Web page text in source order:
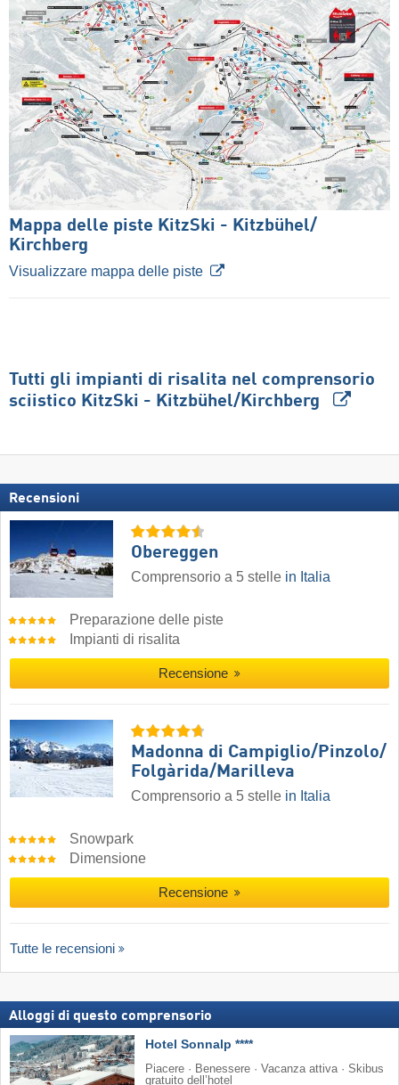
Mappa delle piste KitzSki - Kitzbühel/​
Kirchberg
Visualizzare mappa delle piste
Tutti gli impianti di risalita nel comprensorio
sciistico KitzSki - Kitzbühel/​Kirchberg
Recensioni
Obereggen
Comprensorio a 5 stelle in Italia
Preparazione delle piste
Impianti di risalita
Recensione
Madonna di Campiglio/​Pinzolo/​
Folgàrida/​Marilleva
Comprensorio a 5 stelle in Italia
Snowpark
Dimensione
Recensione
Tutte le recensioni
Alloggi di questo comprensorio
Hotel Sonnalp ****
Piacere · Benessere · Vacanza attiva · Skibus
gratuito dell’hotel